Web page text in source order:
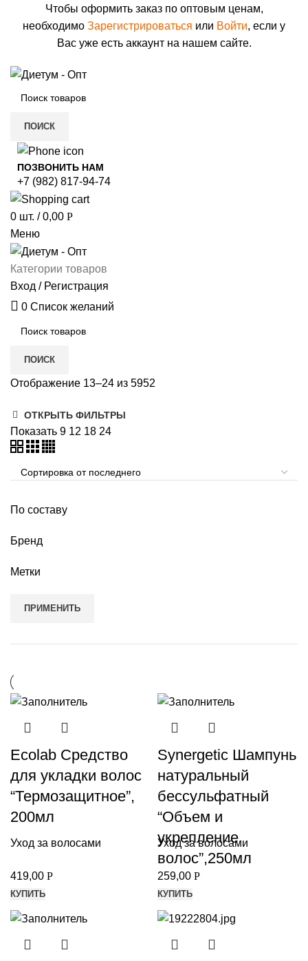
Чтобы оформить заказ по оптовым ценам,
необходимо Зарегистрироваться или Войти, если у
Вас уже есть аккаунт на нашем сайте.
ПОИСК
ПОЗВОНИТЬ НАМ
+7 (982) 817-94-74
0 шт. / 0,00 Р
Меню
Категории товаров
Вход / Регистрация
0 Список желаний
ПОИСК
Отображение 13–24 из 5952
ОТКРЫТЬ ФИЛЬТРЫ
Показать 9 12 18 24
По составу
Бренд
Метки
ПРИМЕНИТЬ
Ecolab Средство
для укладки волос
“Термозащитное”,
200мл
Уход за волосами
419,00 Р
КУПИТЬ
Synergetic Шампунь
натуральный
бессульфатный
“Объем и
укрепление
волос”,250мл
Уход за волосами
259,00 Р
КУПИТЬ